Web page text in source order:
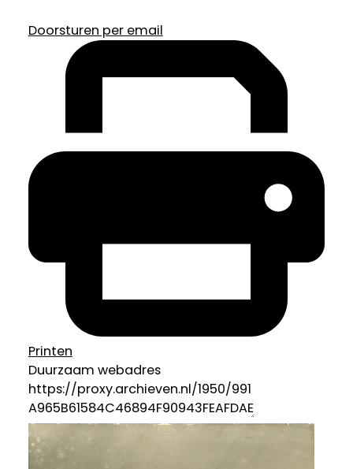
Doorsturen per email
Printen
Duurzaam webadres